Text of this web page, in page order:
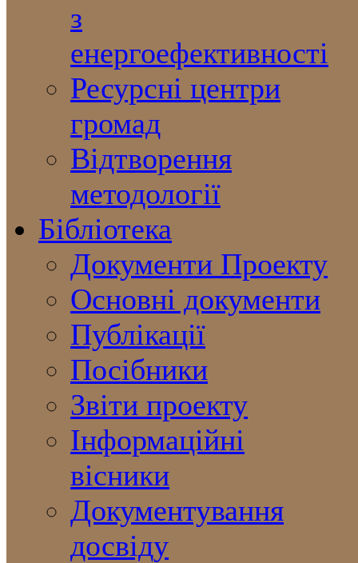
з
енергоефективності
Ресурсні центри
громад
Відтворення
методології
Бібліотека
Документи Проекту
Основні документи
Публікації
Посібники
Звіти проекту
Інформаційні
вісники
Документування
досвіду